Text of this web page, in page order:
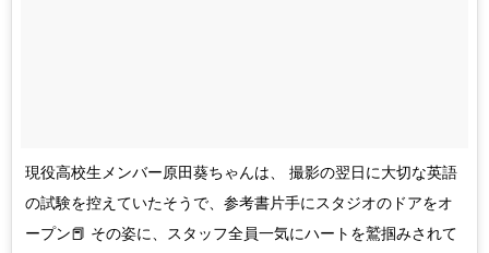
現役高校生メンバー原田葵ちゃんは、 撮影の翌日に大切な英語
の試験を控えていたそうで、参考書片手にスタジオのドアをオ
ープン📕 その姿に、スタッフ全員一気にハートを鷲掴みされて